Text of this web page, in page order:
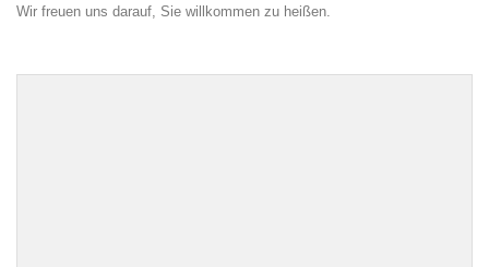
Wir freuen uns darauf, Sie willkommen zu heißen.